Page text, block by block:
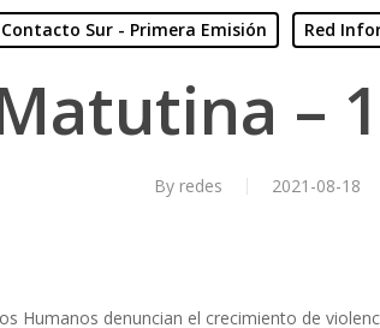
Contacto Sur - Primera Emisión Red
–
By redes 2021-08-18
Humanos denuncian el crecimiento de